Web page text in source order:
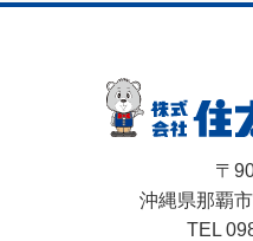
〒
沖縄県那覇
TEL